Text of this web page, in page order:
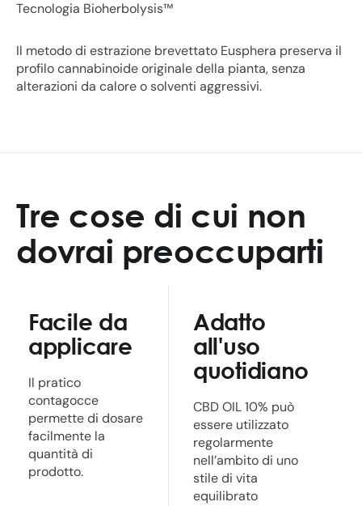
Tecnologia Bioherbolysis™
Il metodo di estrazione brevettato Eusphera preserva il
profilo cannabinoide originale della pianta, senza
alterazioni da calore o solventi aggressivi.
Tre cose di cui non
dovrai preoccuparti
Facile da
applicare
Il pratico
contagocce
permette di dosare
facilmente la
quantità di
prodotto.
Adatto
all'uso
quotidiano
CBD OIL 10% può
essere utilizzato
regolarmente
nell’ambito di uno
stile di vita
equilibrato